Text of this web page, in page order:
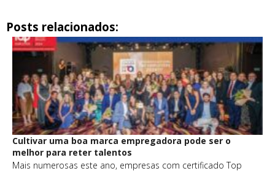
Posts relacionados:
Cultivar uma boa marca empregadora pode ser o
melhor para reter talentos
Mais numerosas este ano, empresas com certificado Top